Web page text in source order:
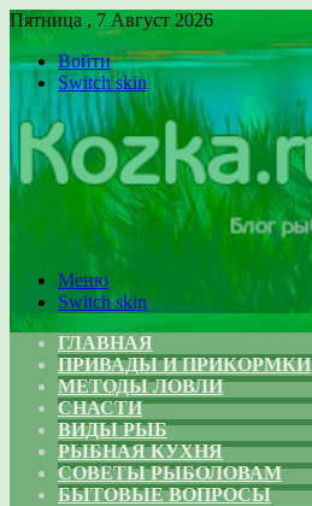
Пятница , 7 Август 2026
Войти
Switch skin
Меню
Switch skin
ГЛАВНАЯ
ПРИВАДЫ И ПРИКОРМКИ
МЕТОДЫ ЛОВЛИ
СНАСТИ
ВИДЫ РЫБ
РЫБНАЯ КУХНЯ
СОВЕТЫ РЫБОЛОВАМ
БЫТОВЫЕ ВОПРОСЫ